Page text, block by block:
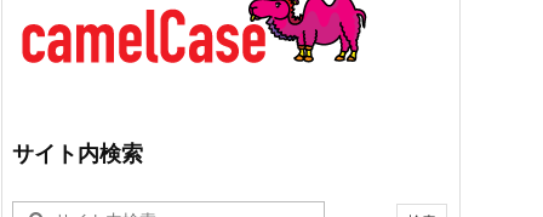
サイト内検索